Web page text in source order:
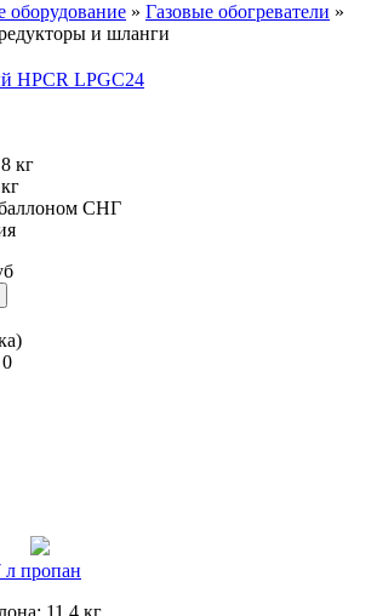
оборудование » Газовые обогреватели »
и шланги
HPCR LPGC24
кг
СНГ
0
л пропан
11,4 кг